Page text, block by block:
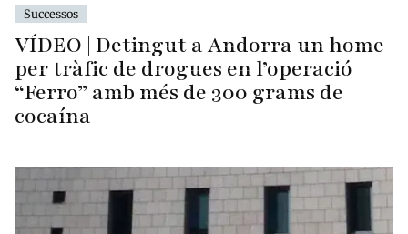
Successos
VÍDEO | Detingut a Andorra un home
per tràfic de drogues en l’operació
“Ferro” amb més de 300 grams de
cocaína